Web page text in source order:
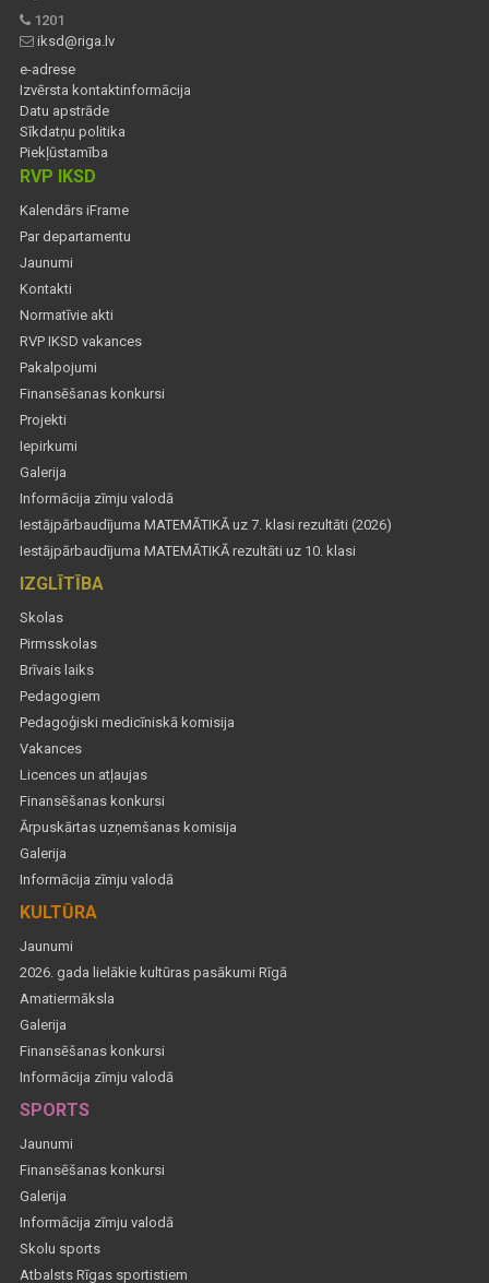
1201
iksd@riga.lv
e-adrese
Izvērsta kontaktinformācija
Datu apstrāde
Sīkdatņu politika
Piekļūstamība
RVP IKSD
Kalendārs iFrame
Par departamentu
Jaunumi
Kontakti
Normatīvie akti
RVP IKSD vakances
Pakalpojumi
Finansēšanas konkursi
Projekti
Iepirkumi
Galerija
Informācija zīmju valodā
Iestājpārbaudījuma MATEMĀTIKĀ uz 7. klasi rezultāti (2026)
Iestājpārbaudījuma MATEMĀTIKĀ rezultāti uz 10. klasi
IZGLĪTĪBA
Skolas
Pirmsskolas
Brīvais laiks
Pedagogiem
Pedagoģiski medicīniskā komisija
Vakances
Licences un atļaujas
Finansēšanas konkursi
Ārpuskārtas uzņemšanas komisija
Galerija
Informācija zīmju valodā
KULTŪRA
Jaunumi
2026. gada lielākie kultūras pasākumi Rīgā
Amatiermāksla
Galerija
Finansēšanas konkursi
Informācija zīmju valodā
SPORTS
Jaunumi
Finansēšanas konkursi
Galerija
Informācija zīmju valodā
Skolu sports
Atbalsts Rīgas sportistiem